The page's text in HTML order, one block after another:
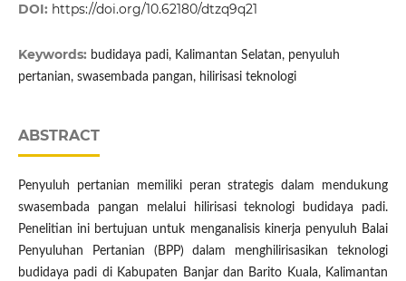
DOI: https://doi.org/10.62180/dtzq9q21
Keywords: budidaya padi, Kalimantan Selatan, penyuluh
pertanian, swasembada pangan, hilirisasi teknologi
ABSTRACT
Penyuluh pertanian memiliki peran strategis dalam mendukung
swasembada pangan melalui hilirisasi teknologi budidaya padi.
Penelitian ini bertujuan untuk menganalisis kinerja penyuluh Balai
Penyuluhan Pertanian (BPP) dalam menghilirisasikan teknologi
budidaya padi di Kabupaten Banjar dan Barito Kuala, Kalimantan